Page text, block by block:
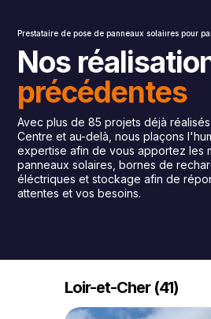
Prestataire de pose de panneaux solaiıres pour
Nos
précédentes
Avec plus de 85 projets déjà
Centre et au-delà, nous plaçons
expertise afin de vous apportez les
panneaux solaires, bornes de
éléctriques et stockage afin de
attentes et vos besoins.
Loir-et-Cher (41)